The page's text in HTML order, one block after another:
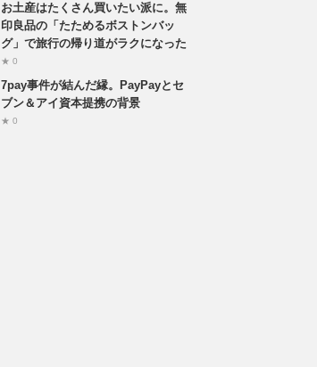
お土産はたくさん買いたい派に。無
印良品の「たためるボストンバッ
グ」で旅行の帰り道がラクになった
★ 0
7pay事件が結んだ縁。PayPayとセ
ブン＆アイ資本提携の背景
★ 0